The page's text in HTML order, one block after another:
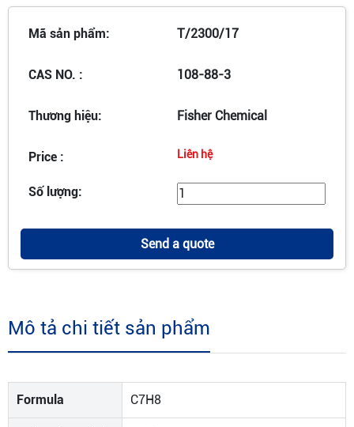
Mã sản phẩm: T/2300/17
CAS NO. : 108-88-3
Thương hiệu: Fisher Chemical
Price : Liên hệ
Số lượng:
Send a quote
Mô tả chi tiết sản phẩm
Formula C7H8